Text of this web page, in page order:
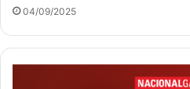
04/09/2025